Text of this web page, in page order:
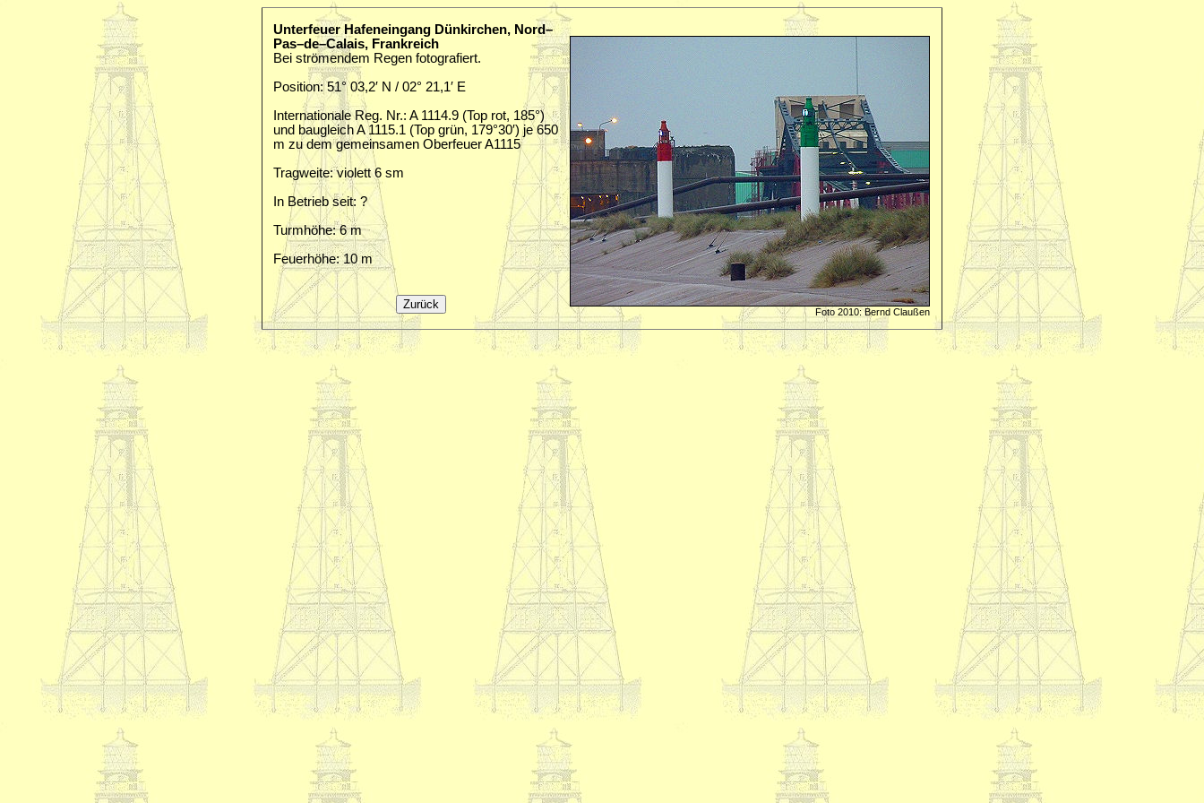
Unterfeuer Hafeneingang Dünkirchen, Nord–
Pas–de–Calais, Frankreich
Bei strömendem Regen fotografiert.
Position: 51° 03,2′ N / 02° 21,1′ E
Internationale Reg. Nr.: A 1114.9 (Top rot, 185°)
und baugleich A 1115.1 (Top grün, 179°30′) je 650
m zu dem gemeinsamen Oberfeuer A1115
Tragweite: violett 6 sm
In Betrieb seit: ?
Turmhöhe: 6 m
Feuerhöhe: 10 m
Foto 2010: Bernd Claußen